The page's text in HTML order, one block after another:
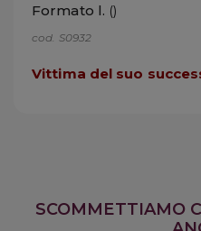
Formato l. ()
cod. S0932
Vittima del suo
SCOMMETTIAMO